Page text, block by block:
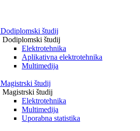
Dodiplomski študij
Dodiplomski študij
Elektrotehnika
Aplikativna elektrotehnika
Multimedija
Magistrski študij
Magistrski študij
Elektrotehnika
Multimedija
Uporabna statistika